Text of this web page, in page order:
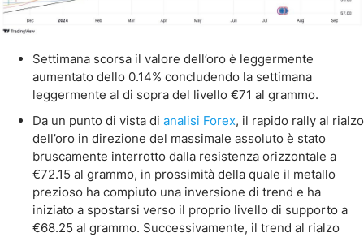
Settimana scorsa il valore dell’oro è leggermente
aumentato dello 0.14% concludendo la settimana
leggermente al di sopra del livello €71 al grammo.
Da un punto di vista di analisi Forex, il rapido rally al rialzo
dell’oro in direzione del massimale assoluto è stato
bruscamente interrotto dalla resistenza orizzontale a
€72.15 al grammo, in prossimità della quale il metallo
prezioso ha compiuto una inversione di trend e ha
iniziato a spostarsi verso il proprio livello di supporto a
€68.25 al grammo. Successivamente, il trend al rialzo